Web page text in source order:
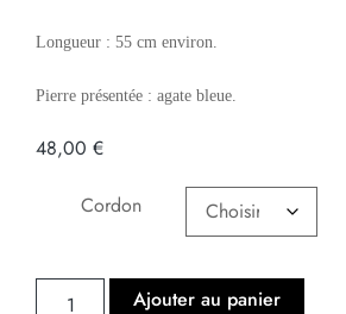
Longueur : 55 cm environ.
Pierre présentée : agate bleue.
48,00 €
Cordon
Ajouter au panier